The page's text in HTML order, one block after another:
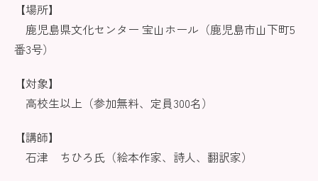
【場所】
鹿児島県文化センター 宝山ホール（鹿児島市山下町5
番3号）
【対象】
高校生以上（参加無料、定員300名）
【講師】
石津 ちひろ氏（絵本作家、詩人、翻訳家）